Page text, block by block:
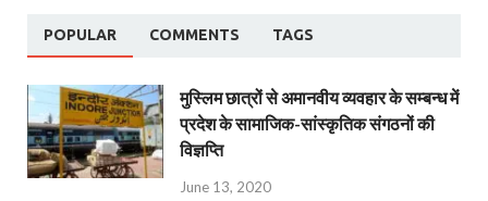
POPULAR COMMENTS TAGS
मुस्लिम छात्रों से अमानवीय व्यवहार के सम्बन्ध में
प्रदेश के सामाजिक-सांस्कृतिक संगठनों की
विज्ञप्ति
June 13, 2020